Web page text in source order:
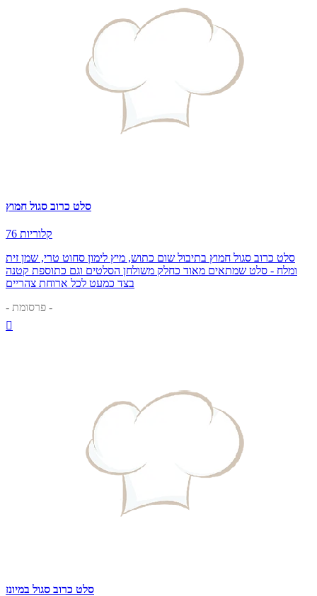
סלט כרוב סגול חמוץ
76 קלוריות
סלט כרוב סגול חמוץ בתיבול שום כתוש, מיץ לימון סחוט טרי, שמן זית
ומלח - סלט שמתאים מאוד כחלק משולחן הסלטים וגם כתוספת קטנה
בצד כמעט לכל ארוחת צהריים
- פרסומת -

סלט כרוב סגול במיונז